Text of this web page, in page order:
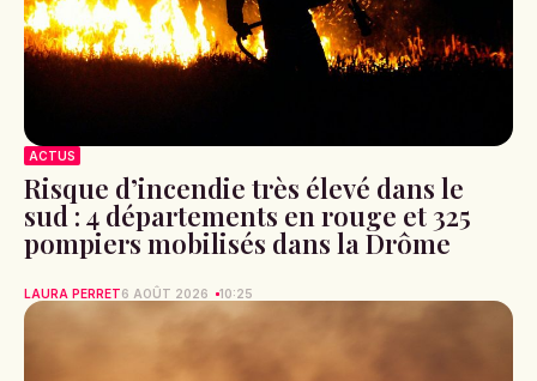
ACTUS
Risque d’incendie très élevé dans le
sud : 4 départements en rouge et 325
pompiers mobilisés dans la Drôme
LAURA PERRET6 AOÛT 2026 10:25